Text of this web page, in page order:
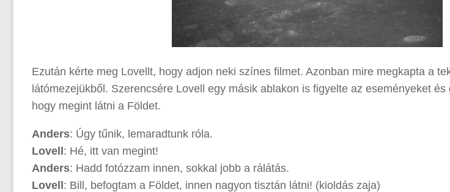
Ezután kérte meg Lovellt, hogy adjon neki színes filmet. Azonban mire megkapta a
látómezejükből. Szerencsére Lovell egy másik ablakon is figyelte az eseményeket
hogy megint látni a Földet.
Anders: Úgy tűnik, lemaradtunk róla.
Lovell : Hé, itt van megint!
Anders: Hadd fotózzam innen, sokkal jobb a rálátás.
Lovell : Bill, befogtam a Földet, innen nagyon tisztán látni! (kioldás zaja)